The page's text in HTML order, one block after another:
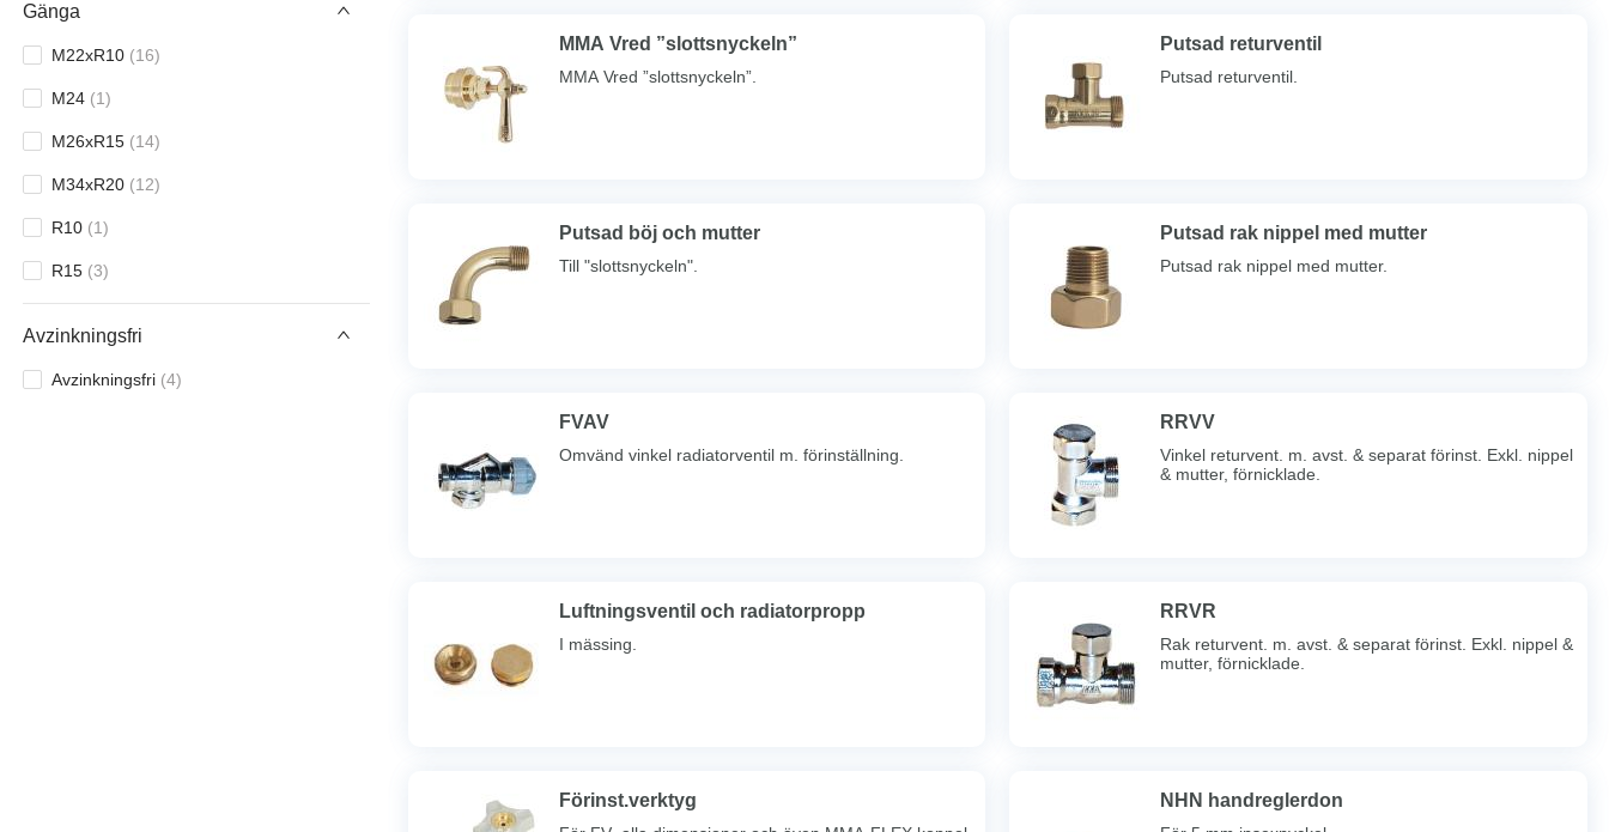
Gänga
M22xR10 (16)
M24 (1)
M26xR15 (14)
M34xR20 (12)
R10 (1)
R15 (3)
Avzinkningsfri
Avzinkningsfri (4)
MMA Vred ”slottsnyckeln”
MMA Vred ”slottsnyckeln”.
Putsad returventil
Putsad returventil.
Putsad böj och mutter
Till "slottsnyckeln".
Putsad rak nippel med mutter
Putsad rak nippel med mutter.
FVAV
Omvänd vinkel radiatorventil m. förinställning.
RRVV
Vinkel returvent. m. avst. & separat förinst. Exkl. nippel
& mutter, förnicklade.
Luftningsventil och radiatorpropp
I mässing.
RRVR
Rak returvent. m. avst. & separat förinst. Exkl. nippel &
mutter, förnicklade.
Förinst.verktyg NHN handreglerdon